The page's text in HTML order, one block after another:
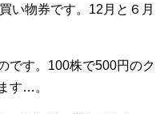
い物券です。12月と６月
です。100株で500円のク
す…。